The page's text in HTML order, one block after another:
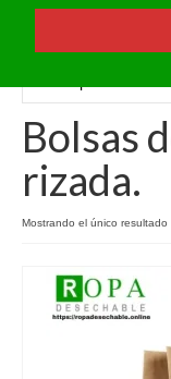
Bolsas
rizada.
Mostrando el único resultado